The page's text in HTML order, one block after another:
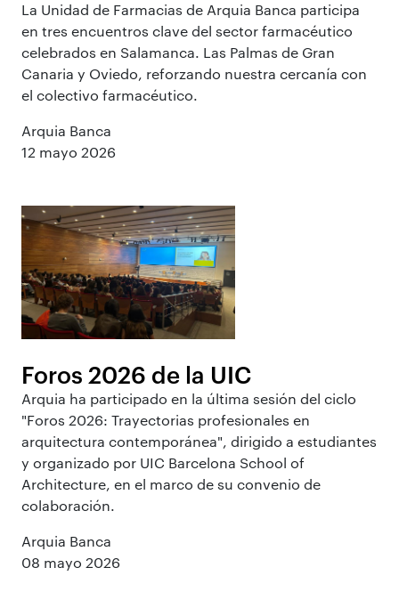
La Unidad de Farmacias de Arquia Banca participa
en tres encuentros clave del sector farmacéutico
celebrados en Salamanca. Las Palmas de Gran
Canaria y Oviedo, reforzando nuestra cercanía con
el colectivo farmacéutico.
Arquia Banca
12 mayo 2026
Foros 2026 de la UIC
Arquia ha participado en la última sesión del ciclo
"Foros 2026: Trayectorias profesionales en
arquitectura contemporánea", dirigido a estudiantes
y organizado por UIC Barcelona School of
Architecture, en el marco de su convenio de
colaboración.
Arquia Banca
08 mayo 2026